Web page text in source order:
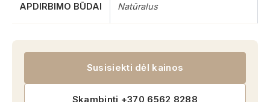
APDIRBIMO BŪDAI Natūralus
Susisiekti dėl kainos
Skambinti +370 6562 8288